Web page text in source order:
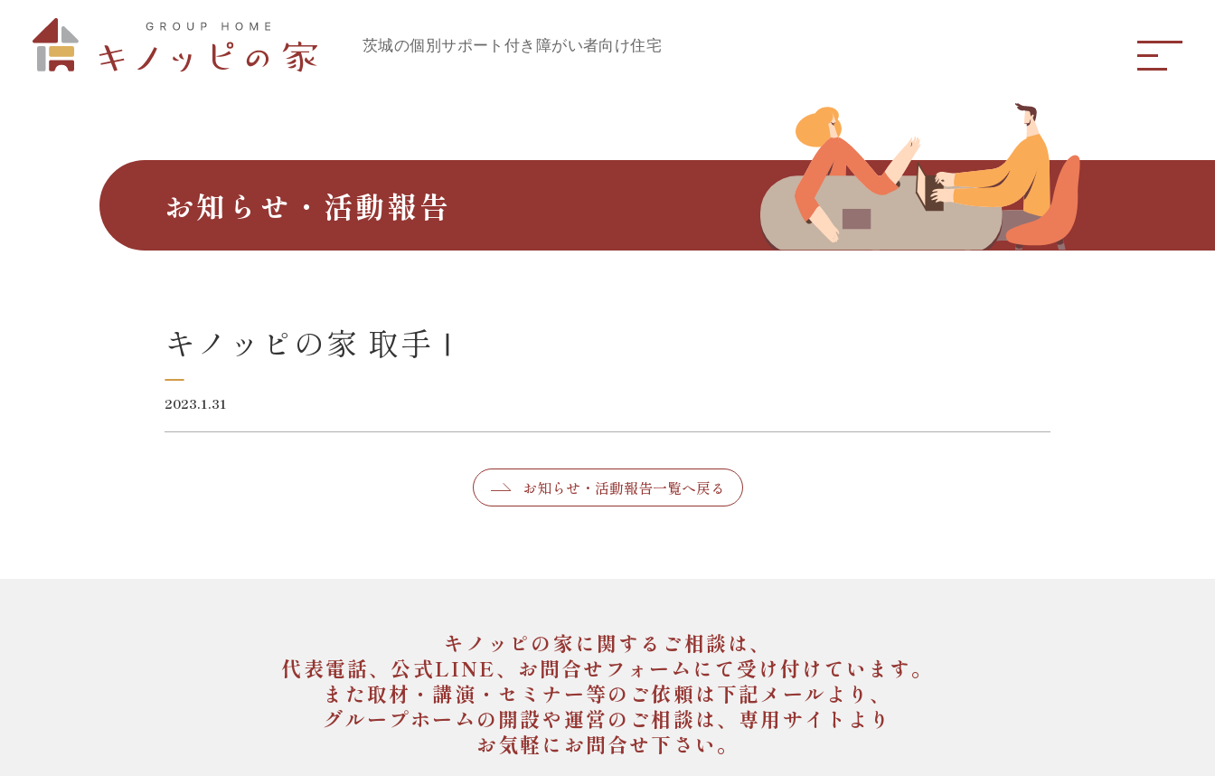
茨城の個別サポート付き障がい者向け住宅
お知らせ・活動報告
キノッピの家 取手Ⅰ
2023.1.31
お知らせ・活動報告一覧へ戻る
キノッピの家に関するご相談は、
代表電話、公式LINE、お問合せフォームにて受け付けています。
また取材・講演・セミナー等のご依頼は下記メールより、
グループホームの開設や運営のご相談は、専用サイトより
お気軽にお問合せ下さい。